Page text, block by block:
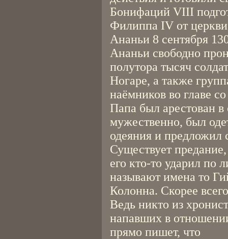
Бонифаций VIII
Филиппа IV от церкви
Ананьи 8 сентября
Ананьи свободно
полутора тысяч
Ногаре, а также
наёмников во главе
Папа был арестован
мужественно, был
одеяния и
Существует
его кто-то ударил по
называют имена то
Колонна. Скорее
Ведь никто из
напавших в
прямо пишет, что